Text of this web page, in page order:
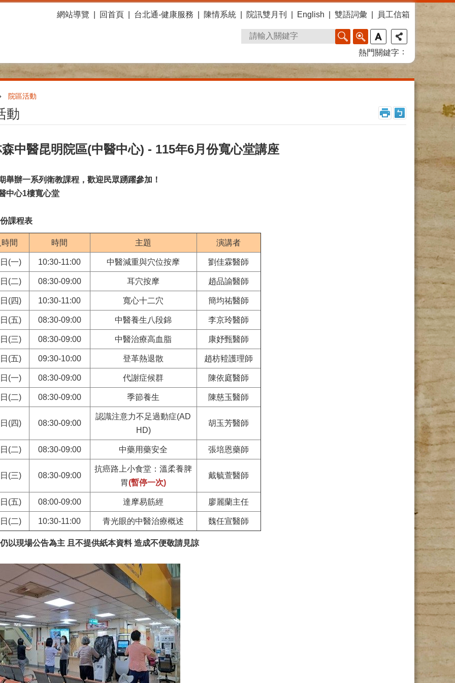
網站導覽 回首頁 台北通-健康服務 陳情系統 院訊雙月刊 English 雙語詞彙 員工信箱
熱門關鍵字
院區活動
動
中醫昆明院區(中醫中心) - 115年6月份寬心堂講座
舉辦一系列衛教課程，歡迎民眾踴躍參加！
中心1樓寬心堂
課程表
間 時間 主題 演講者
(一) 10:30-11:00 中醫減重與穴位按摩 劉佳霖醫師
(二) 08:30-09:00 耳穴按摩 趙品諭醫師
(四) 10:30-11:00 寬心十二穴 簡均祐醫師
(五) 08:30-09:00 中醫養生八段錦 李京玲醫師
(三) 08:30-09:00 中醫治療高血脂 康妤甄醫師
(五) 09:30-10:00 登革熱退散 趙枋豷護理師
(一) 08:30-09:00 代謝症候群 陳依庭醫師
(二) 08:30-09:00 季節養生 陳慈玉醫師
(四) 08:30-09:00
認識注意力不足過動症(AD
HD)
胡玉芳醫師
(二) 08:30-09:00 中藥用藥安全 張培恩藥師
(三) 08:30-09:00
抗癌路上小食堂：溫柔養脾
胃(暫停一次)
戴毓萱醫師
(五) 08:00-09:00 達摩易筋經 廖麗蘭主任
(二) 10:30-11:00 青光眼的中醫治療概述 魏任宣醫師
以現場公告為主 且不提供紙本資料 造成不便敬請見諒